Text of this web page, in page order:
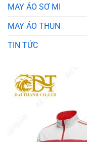
MAY ÁO SƠ MI
MAY ÁO THUN
TIN TỨC